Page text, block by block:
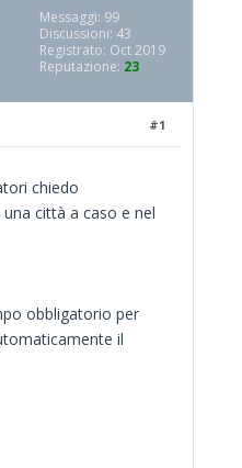
Messaggi: 99
Discussioni: 43
Registrato: Oct 2019
Reputazione: 23
#1
chiedo
città a caso e nel
obbligatorio per
il